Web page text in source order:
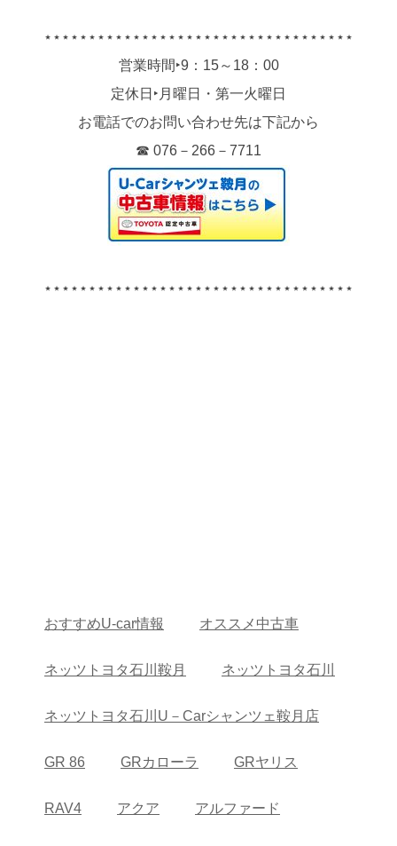
⋆⋆⋆⋆⋆⋆⋆⋆⋆⋆⋆⋆⋆⋆⋆⋆⋆⋆⋆⋆⋆⋆⋆⋆⋆⋆⋆⋆⋆⋆⋆⋆⋆⋆⋆
営業時間‣9：15～18：00
定休日‣月曜日・第一火曜日
お電話でのお問い合わせ先は下記から
☎ 076－266－7711
⋆⋆⋆⋆⋆⋆⋆⋆⋆⋆⋆⋆⋆⋆⋆⋆⋆⋆⋆⋆⋆⋆⋆⋆⋆⋆⋆⋆⋆⋆⋆⋆⋆⋆⋆
おすすめU-car情報 オススメ中古車
ネッツトヨタ石川鞍月 ネッツトヨタ石川
ネッツトヨタ石川U－Carシャンツェ鞍月店
GR 86 GRカローラ GRヤリス
RAV4 アクア アルファード